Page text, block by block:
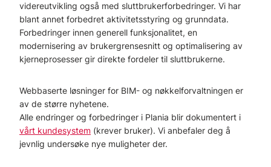
videreutvikling også med sluttbrukerforbedringer. Vi har
blant annet forbedret aktivitetsstyring og grunndata.
Forbedringer innen generell funksjonalitet, en
modernisering av brukergrensesnitt og optimalisering av
kjerneprosesser gir direkte fordeler til sluttbrukerne.
Webbaserte løsninger for BIM- og nøkkelforvaltningen er
av de større nyhetene.
Alle endringer og forbedringer i Plania blir dokumentert i
vårt kundesystem (krever bruker). Vi anbefaler deg å
jevnlig undersøke nye muligheter der.